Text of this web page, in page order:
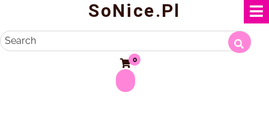
content
SoNice.pl
Search
0